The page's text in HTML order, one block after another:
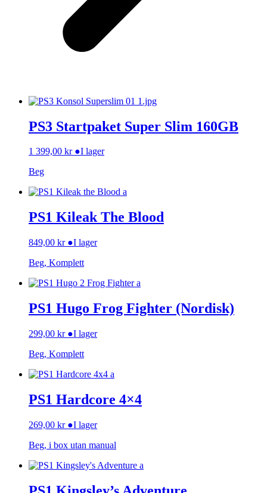
PS3 Startpaket Super Slim 160GB
1 399,00 kr ●I lager
Beg
PS1 Kileak The Blood
849,00 kr ●I lager
Beg, Komplett
PS1 Hugo Frog Fighter (Nordisk)
299,00 kr ●I lager
Beg, Komplett
PS1 Hardcore 4×4
269,00 kr ●I lager
Beg, i box utan manual